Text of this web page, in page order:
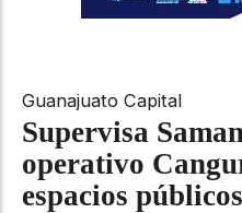
Supervisa
operativo
espacios
Guanajuato Capital